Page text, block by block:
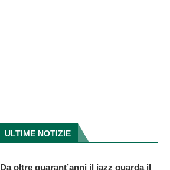
ULTIME NOTIZIE
Da oltre quarant’anni il jazz guarda il